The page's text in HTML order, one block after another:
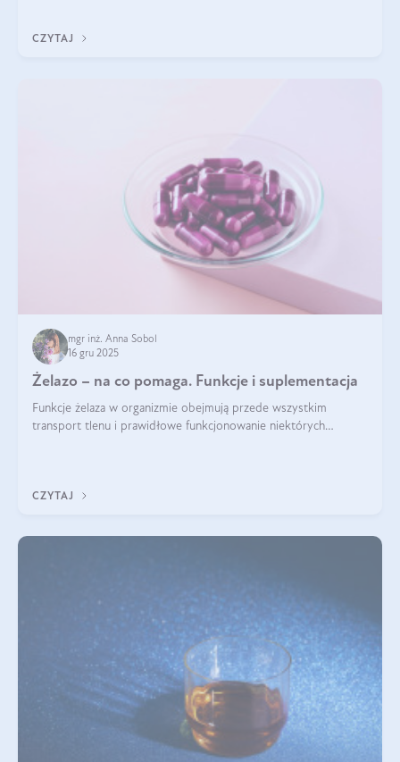
CZYTAJ
mgr inż. Anna Sobol
16 gru 2025
Żelazo – na co pomaga. Funkcje i suplementacja
Funkcje żelaza w organizmie obejmują przede wszystkim
transport tlenu i prawidłowe funkcjonowanie niektórych
CZYTAJ